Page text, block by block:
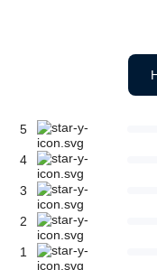
5
4
3
2
1